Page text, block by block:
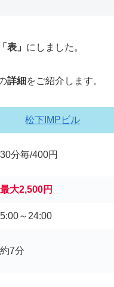
表」 にしました。
詳細 をご紹介します。
松下IMPビル
30分毎/400円
最大2,500円
5:00～24:00
約7分